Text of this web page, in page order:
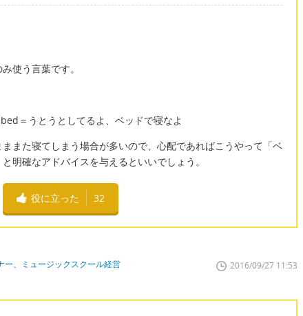
使う言葉です。
＝うとうとしてるよ、ベッドで寝なよ
また寝てしまう場合が多いので、心配であればこうやって「ベ
明確なアドバイスを与えるといいでしょう。
役に立った 32
ー、ミュージックスクール経営 2016/09/27 11:53